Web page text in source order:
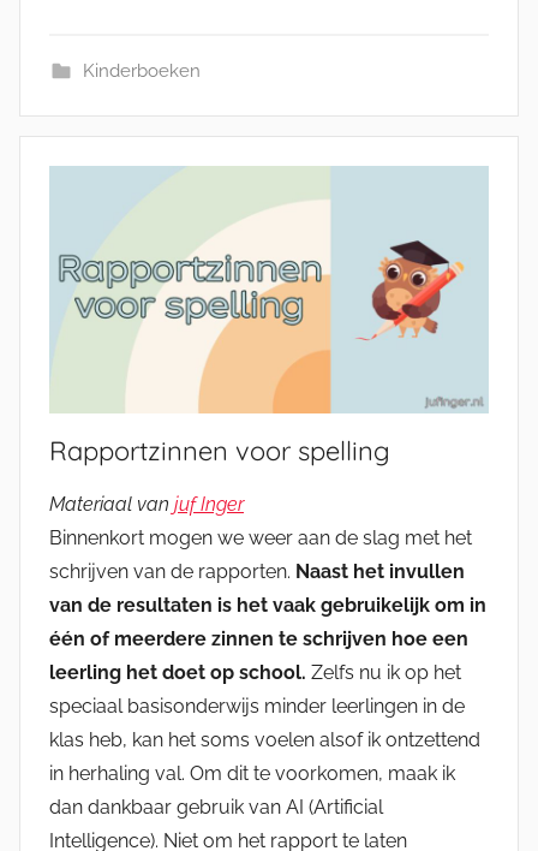
Kinderboeken
Rapportzinnen voor spelling
Materiaal van juf Inger
Binnenkort mogen we weer aan de slag met het
schrijven van de rapporten. Naast het invullen
van de resultaten is het vaak gebruikelijk om in
één of meerdere zinnen te schrijven hoe een
leerling het doet op school. Zelfs nu ik op het
speciaal basisonderwijs minder leerlingen in de
klas heb, kan het soms voelen alsof ik ontzettend
in herhaling val. Om dit te voorkomen, maak ik
dan dankbaar gebruik van AI (Artificial
Intelligence). Niet om het rapport te laten